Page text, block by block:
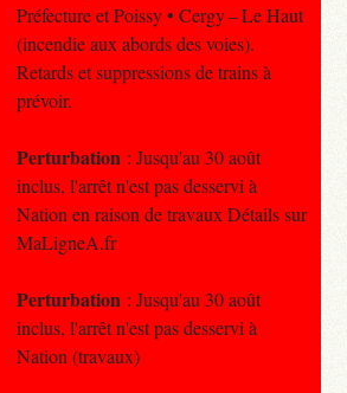
Préfecture et Poissy • Cergy – Le Haut
(incendie aux abords des voies).
Retards et suppressions de trains à
prévoir.
Perturbation : Jusqu'au 30 août
inclus, l'arrêt n'est pas desservi à
Nation en raison de travaux Détails sur
MaLigneA.fr
Perturbation : Jusqu'au 30 août
inclus, l'arrêt n'est pas desservi à
Nation (travaux)